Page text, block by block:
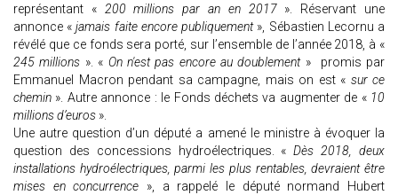
représentant «200 millions par an en 2017». Réservant une
annonce « jamais faite encore publiquement», Sébastien Lecornu a
révélé que ce fonds sera porté, sur l’ensemble de l’année 2018, à «
245 millions ». « On n'est pas encore au doublement » promis par
Emmanuel Macron pendant sa campagne, mais on est « sur ce
chemin ». Autre annonce : le Fonds déchets va augmenter de « 10
millions d’euros ».
Une autre question d’un député a amené le ministre à évoquer la
question des concessions hydroélectriques. «Dès 2018, deux
installations hydroélectriques, parmi les plus rentables, devraient être
mises en concurrence », a rappelé le député normand Hubert